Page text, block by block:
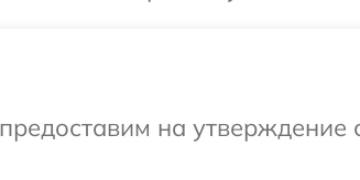
на утверждение